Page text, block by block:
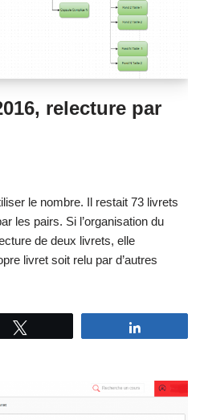
relecture par
le nombre. Il restait 73 livrets
les pairs. Si l’organisation du
de deux livrets, elle
livret soit relu par d’autres